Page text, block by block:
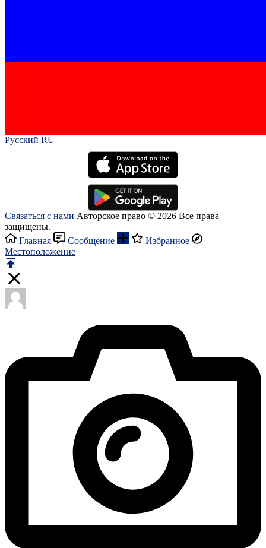
Русский RU‎
Связаться с нами Авторское право © 2026 Все права
защищены.
Главная
Сообщение
Избранное
Местоположение